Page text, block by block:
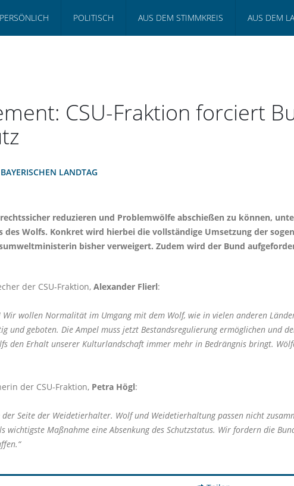
PERSÖNLICH POLITISCH AUS DEM STIMMKREIS AUS DEM
CSU-Fraktion forciert
LANDTAG
reduzieren und Problemwölfe abschießen zu können,
des Wolfs. Konkret wird hierbei die vollständige Umsetzung der
bisher verweigert. Zudem wird der Bund
der CSU-Fraktion, Alexander Flierl:
wollen Normalität im Umgang mit dem Wolf, wie in vielen anderen
und geboten. Die Ampel muss jetzt Bestandsregulierung ermöglichen und
den Erhalt unserer Kulturlandschaft immer mehr in Bedrängnis bringt.
der CSU-Fraktion, Petra Högl:
Seite der Weidetierhalter. Wolf und Weidetierhaltung passen nicht
wichtigste Maßnahme eine Absenkung des Schutzstatus. Wir fordern die